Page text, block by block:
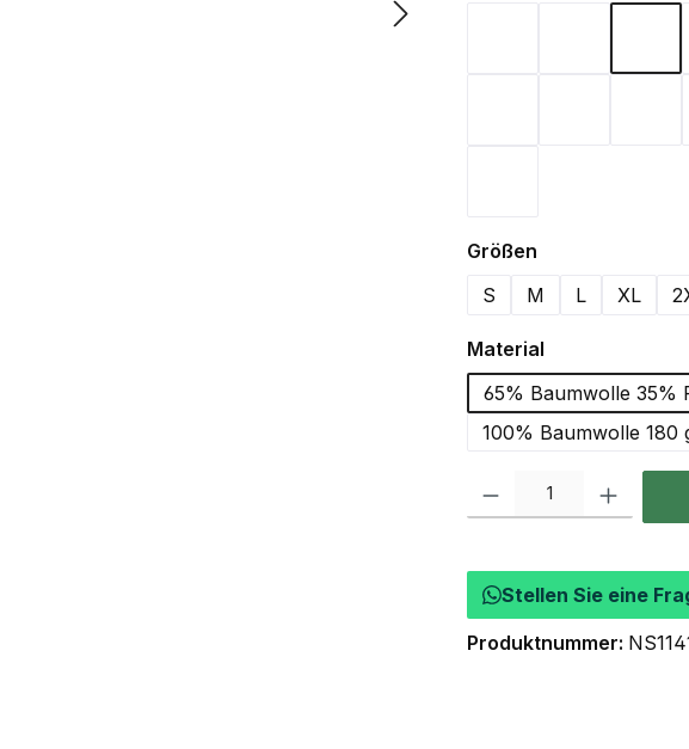
Größenauswählen
S
M L XL
Materialauswählen
65% Baumwolle 35%
100% Baumwolle 180
Produkt Anzahl: Gib den
Stellen Sie eine
Produktnummer: